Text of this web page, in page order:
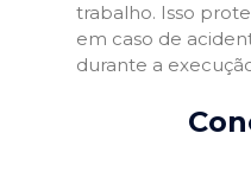
trabalho. Isso
em caso de
durante a